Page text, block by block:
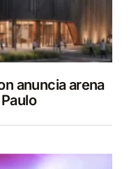
anuncia arena